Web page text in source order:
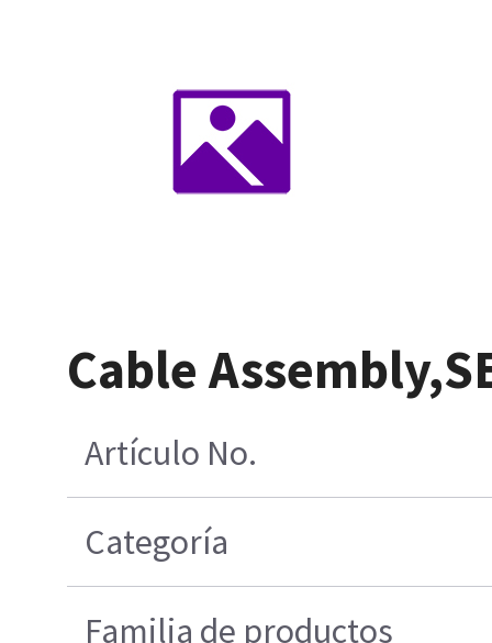
Cable
Artículo No.
Categoría
Familia de productos